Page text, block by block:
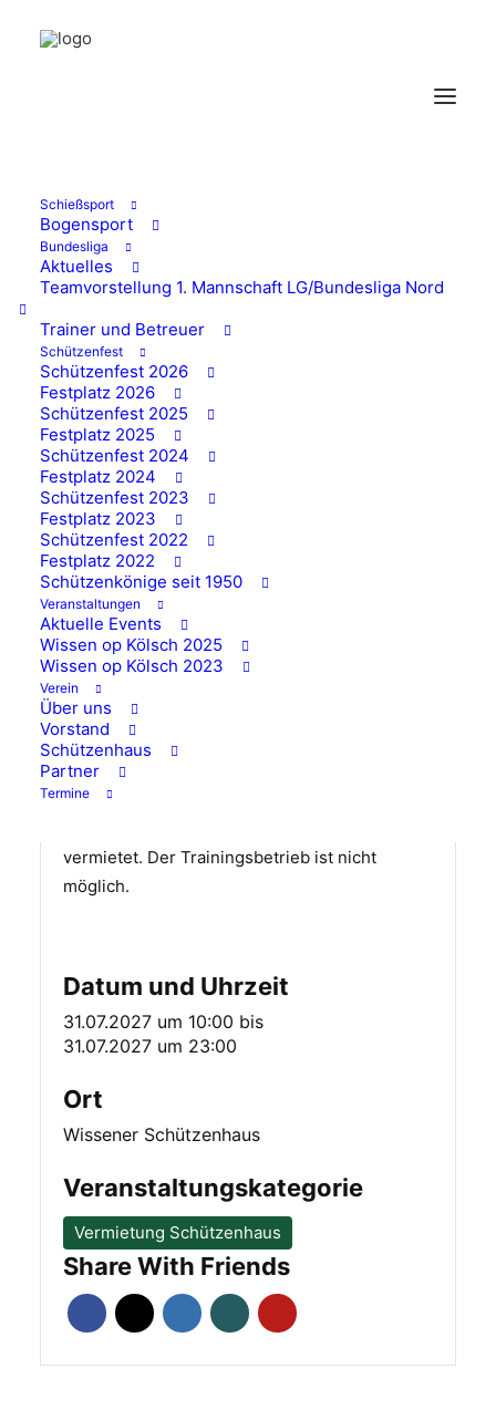
Schießsport
Bogensport
Bundesliga
Aktuelles
Teamvorstellung 1. Mannschaft LG/Bundesliga Nord
Trainer und Betreuer
Schützenfest
Schützenfest 2026
Festplatz 2026
Schützenfest 2025
Festplatz 2025
Schützenfest 2024
Festplatz 2024
Schützenfest 2023
Festplatz 2023
Schützenfest 2022
Festplatz 2022
Schützenkönige seit 1950
Veranstaltungen
Aktuelle Events
Wissen op Kölsch 2025
Wissen op Kölsch 2023
Verein
Über uns
Vorstand
Schützenhaus
Partner
Termine
Vermietung
Schützenhaus
08/05/2026
Vermietung Schützenhaus
von 284
vermietet. Der Trainingsbetrieb ist nicht
möglich.
Datum und Uhrzeit
31.07.2027 um 10:00 bis
31.07.2027 um 23:00
Ort
Wissener Schützenhaus
Veranstaltungskategorie
Vermietung Schützenhaus
Share With Friends